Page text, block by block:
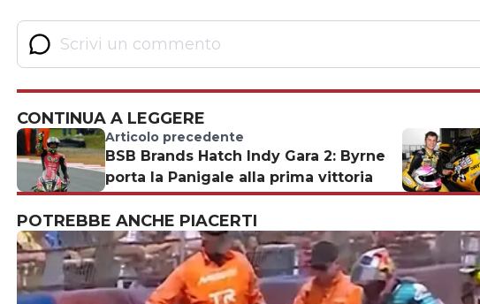
CONTINUA A LEGGERE
Articolo precedente
BSB Brands Hatch Indy Gara 2: Byrne
porta la Panigale alla prima vittoria
POTREBBE ANCHE PIACERTI